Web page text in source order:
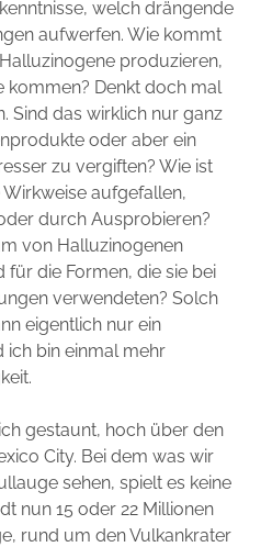
welch drängende
aufwerfen. Wie kommt
produzieren,
kommen? Denkt doch mal
Sind das wirklich nur ganz
oder aber ein
zu vergiften? Wie ist
aufgefallen,
durch Ausprobieren?
von Halluzinogenen
die Formen, die sie bei
verwendeten? Solch
eigentlich nur ein
ich bin einmal mehr
gestaunt, hoch über den
City. Bei dem was wir
sehen, spielt es keine
nun 15 oder 22 Millionen
rund um den Vulkankrater